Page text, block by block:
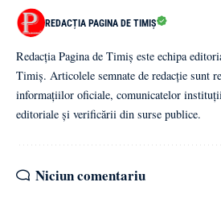
REDACȚIA PAGINA DE TIMIȘ
Redacția Pagina de Timiș este echipa
Timiș. Articolele semnate de redacție sunt
informațiilor oficiale, comunicatelor
editoriale și verificării din surse publice.
Niciun comentariu